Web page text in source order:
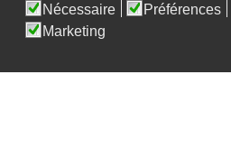
Nécessaire Préférences
Marketing